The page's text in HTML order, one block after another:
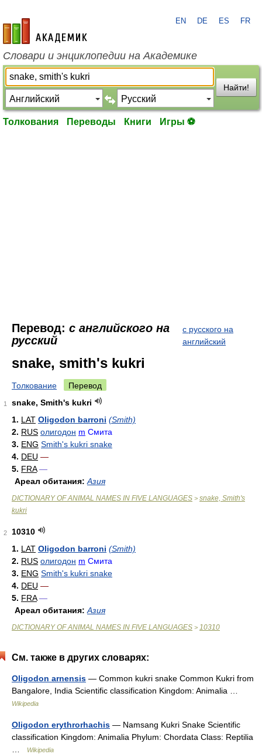
academic.ru
EN DE ES FR
Словари и энциклопедии на Академике
Найти!
Толкования Переводы Книги Игры ⚽
Перевод: с английского на
русский
с русского на
английский
snake, smith's kukri
Толкование Перевод
1
snake, Smith's kukri
1. LAT Oligodon barroni (Smith)
2. RUS олигодон m Смита
3. ENG Smith's kukri snake
4. DEU —
5. FRA —
Ареал обитания: Азия
DICTIONARY OF ANIMAL NAMES IN FIVE LANGUAGES > snake, Smith's
kukri
2
10310
1. LAT Oligodon barroni (Smith)
2. RUS олигодон m Смита
3. ENG Smith's kukri snake
4. DEU —
5. FRA —
Ареал обитания: Азия
DICTIONARY OF ANIMAL NAMES IN FIVE LANGUAGES > 10310
См. также в других словарях:
Oligodon arnensis — Common kukri snake Common Kukri from
Bangalore, India Scientific classification Kingdom: Animalia …
Wikipedia
Oligodon erythrorhachis — Namsang Kukri Snake Scientific
classification Kingdom: Animalia Phylum: Chordata Class: Reptilia
Wikipedia